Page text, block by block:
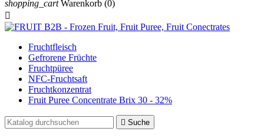
shopping_cart Warenkorb (0)

Fruchtfleisch
Gefrorene Früchte
Fruchtpüree
NFC-Fruchtsaft
Fruchtkonzentrat
Fruit Puree Concentrate Brix 30 - 32%
 Suche